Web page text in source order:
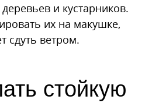
и кустарников.
их на макушке,
сдуть ветром.
стойкую